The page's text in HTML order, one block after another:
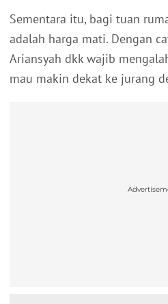
Sementara itu, bagi tuan
adalah harga mati. Dengan
Ariansyah dkk wajib
mau makin dekat ke jurang